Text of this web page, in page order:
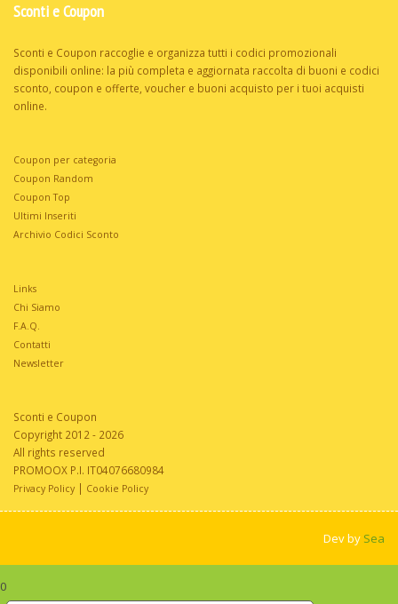
Sconti e Coupon
Sconti e Coupon raccoglie e organizza tutti i codici promozionali
disponibili online: la più completa e aggiornata raccolta di buoni e codici
sconto, coupon e offerte, voucher e buoni acquisto per i tuoi acquisti
online.
Coupon per categoria
Coupon Random
Coupon Top
Ultimi Inseriti
Archivio Codici Sconto
Links
Chi Siamo
F.A.Q.
Contatti
Newsletter
Sconti e Coupon
Copyright 2012 - 2026
All rights reserved
PROMOOX P.I. IT04076680984
Privacy Policy | Cookie Policy
Dev by Sea
0